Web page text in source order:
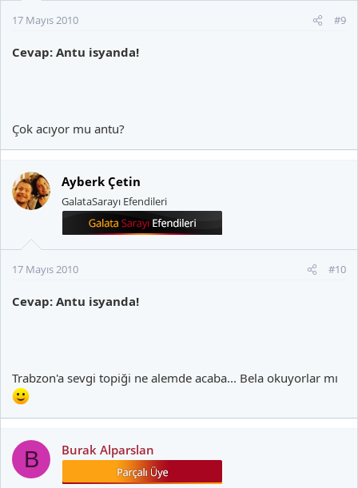
17 Mayıs 2010 #9
Cevap: Antu isyanda!
Çok acıyor mu antu?
Ayberk Çetin
GalataSarayı Efendileri
17 Mayıs 2010 #10
Cevap: Antu isyanda!
Trabzon'a sevgi topiği ne alemde acaba... Bela okuyorlar mı
B Burak Alparslan